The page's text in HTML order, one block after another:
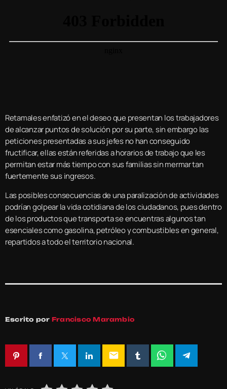
Retamales enfatizó en el deseo que presentan los trabajadores
de alcanzar puntos de solución por su parte, sin embargo las
peticiones presentadas a sus jefes no han conseguido
fructificar, ellas están referidas a horarios de trabajo que les
permitan estar más tiempo con sus familias sin mermar tan
fuertemente sus ingresos.
Las posibles consecuencias de una paralización de actividades
podrían golpear la vida cotidiana de los ciudadanos, pues dentro
de los productos que transporta se encuentras algunos tan
esenciales como gasolina, petróleo y combustibles en general,
repartidos a todo el territorio nacional.
Escrito por Francisco Marambio
email